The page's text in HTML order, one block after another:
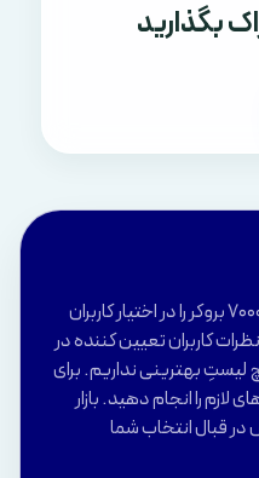
بگذارید
ویکی فارکس، نقد و بررسی بیش از 7000 بروکر را در اختیار کاربران
کاربران تعیین کننده در
بهترینی نداریم. برای
لازم را انجام دهید. بازار
قبال انتخاب شما